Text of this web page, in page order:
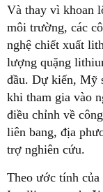
Và thay vì khoan
môi trường, các
nghệ chiết xuất
lượng quặng
đầu. Dự kiến, Mỹ
khi tham gia vào
điều chỉnh về
liên bang, địa
trợ nghiên cứu.
Theo ước tính